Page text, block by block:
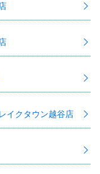
イクタウン越谷店